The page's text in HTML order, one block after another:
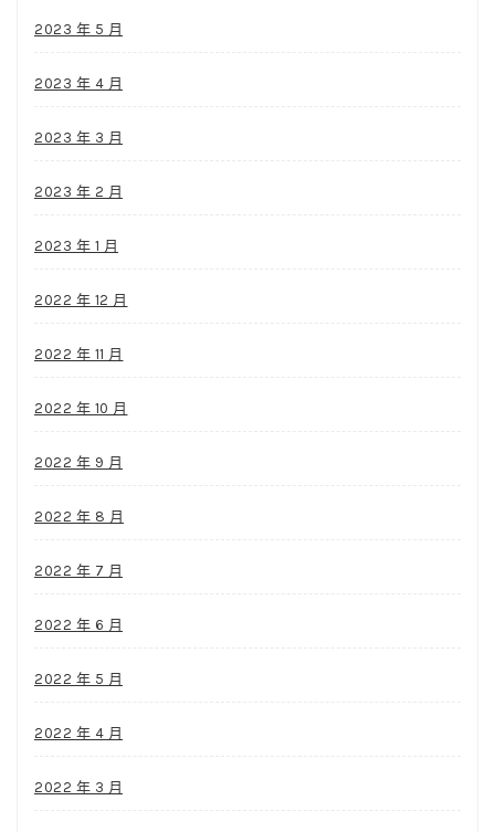
2023 年 5 月
2023 年 4 月
2023 年 3 月
2023 年 2 月
2023 年 1 月
2022 年 12 月
2022 年 11 月
2022 年 10 月
2022 年 9 月
2022 年 8 月
2022 年 7 月
2022 年 6 月
2022 年 5 月
2022 年 4 月
2022 年 3 月